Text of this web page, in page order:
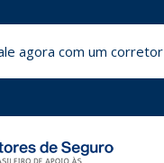
agora com um corretor